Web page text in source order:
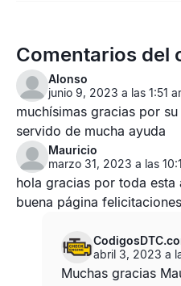
Comentarios del
Alonso
junio 9, 2023 a las 1:51
muchísimas gracias por
servido de mucha ayuda
Mauricio
marzo 31, 2023 a las
hola gracias por toda
buena página
abril 3, 2023 a
Muchas gracias